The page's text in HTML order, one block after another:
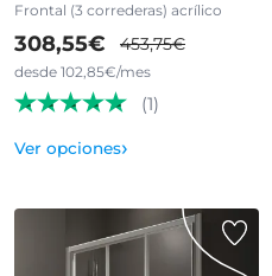
Frontal (3 correderas) acrílico
308,55€ 453,75€
desde 102,85€/mes
(1)
Ver opciones›